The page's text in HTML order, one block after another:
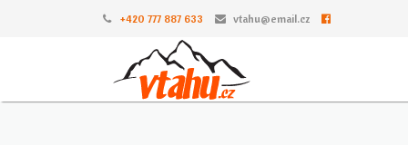
+420 777 887 633 vtahu@email.cz